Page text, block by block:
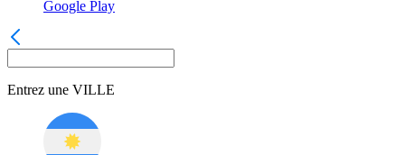
Google Play
Entrez une VILLE